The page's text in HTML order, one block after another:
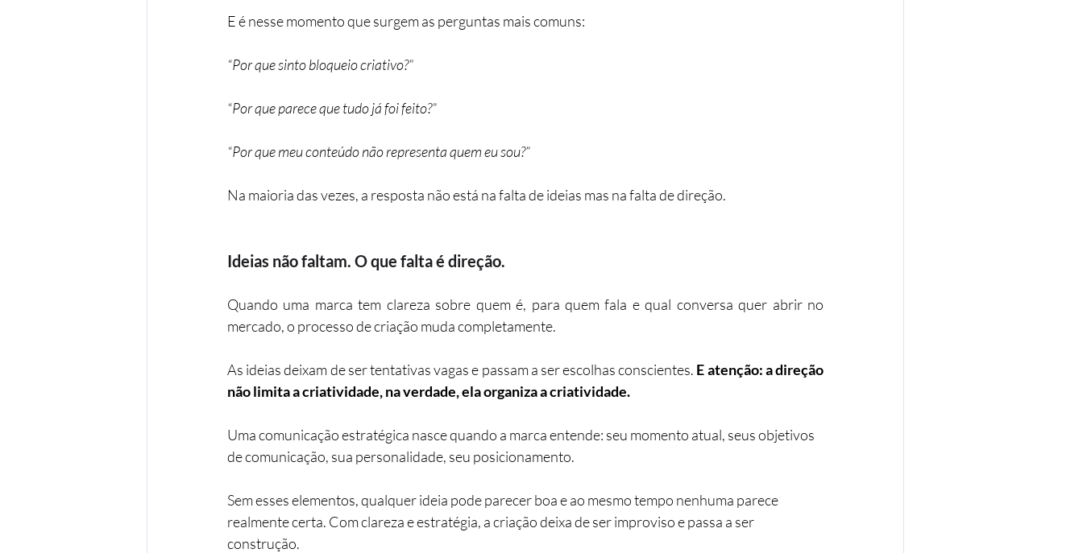
E é nesse momento que surgem as perguntas mais comuns:
“Por que sinto bloqueio criativo?”
“Por que parece que tudo já foi feito?”
“Por que meu conteúdo não representa quem eu sou?”
Na maioria das vezes, a resposta não está na falta de ideias mas na falta de direção.
Ideias não faltam. O que falta é direção.
Quando uma marca tem clareza sobre quem é, para quem fala e qual conversa quer abrir no
mercado, o processo de criação muda completamente.
As ideias deixam de ser tentativas vagas e passam a ser escolhas conscientes. E atenção: a direção
não limita a criatividade, na verdade, ela organiza a criatividade.
Uma comunicação estratégica nasce quando a marca entende: seu momento atual, seus objetivos
de comunicação, sua personalidade, seu posicionamento.
Sem esses elementos, qualquer ideia pode parecer boa e ao mesmo tempo nenhuma parece
realmente certa. Com clareza e estratégia, a criação deixa de ser improviso e passa a ser
construção.